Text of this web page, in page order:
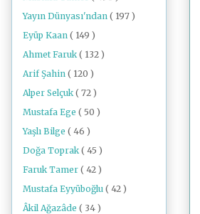
Yayın Dünyası'ndan ( 197 )
Eyüp Kaan ( 149 )
Ahmet Faruk ( 132 )
Arif Şahin ( 120 )
Alper Selçuk ( 72 )
Mustafa Ege ( 50 )
Yaşlı Bilge ( 46 )
Doğa Toprak ( 45 )
Faruk Tamer ( 42 )
Mustafa Eyyüboğlu ( 42 )
Âkil Ağazâde ( 34 )